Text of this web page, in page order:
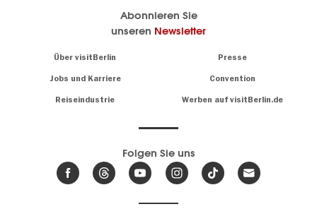
Abonnieren Sie
unseren Newsletter
Über visitBerlin Presse
Jobs und Karriere Convention
Reiseindustrie Werben auf visitBerlin.de
sind
für Sie da.
Tickets
Wir haben den
Insidertipps
Folgen Sie uns